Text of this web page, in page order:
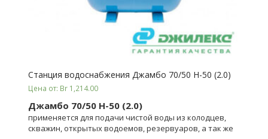
Станция водоснабжения Джамбо 70/50 Н-50 (2.0)
Цена от: Br 1,214.00
Джамбо 70/50 Н-50 (2.0)
применяется для подачи чистой воды из колодцев,
скважин, открытых водоемов, резервуаров, а так же